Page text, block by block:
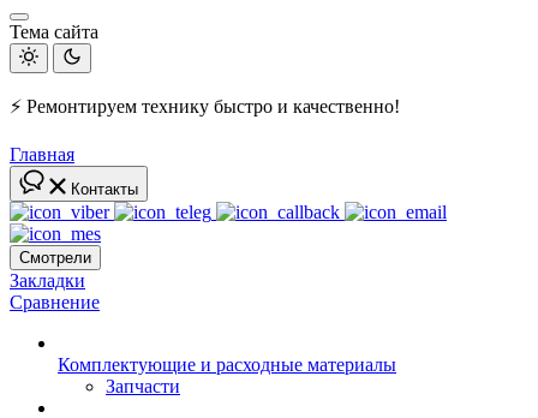
Тема сайта
⚡ Ремонтируем технику быстро и качественно!
Главная
Контакты
Смотрели
Закладки
Сравнение
Комплектующие и расходные материалы
Запчасти